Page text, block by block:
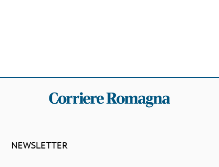
NEWSLETTER